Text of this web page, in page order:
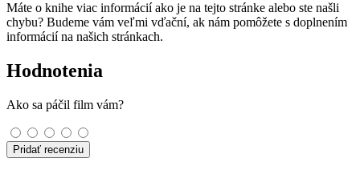
Máte o knihe viac informácií ako je na tejto stránke alebo ste našli
chybu? Budeme vám veľmi vďační, ak nám pomôžete s doplnením
informácií na našich stránkach.
Hodnotenia
Ako sa páčil film vám?
Pridať recenziu